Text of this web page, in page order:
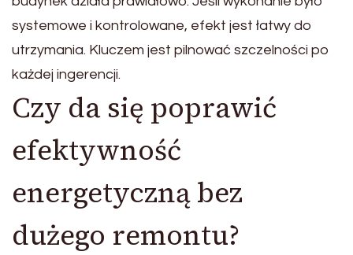
systemowe i kontrolowane, efekt jest łatwy do
utrzymania. Kluczem jest pilnować szczelności po
każdej ingerencji.
Czy da się poprawić
efektywność
energetyczną bez
dużego remontu?